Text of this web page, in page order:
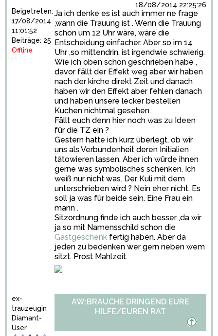
Beigetreten:
17/08/2014
11:01:52
Beiträge: 25
Offline
18/08/2014 22:25:26
Ja ich denke es ist auch immer ne frage
,wann die Trauung ist . Wenn die Trauung
schon um 12 Uhr wäre, wäre die
Entscheidung einfacher. Aber so im 14
Uhr ,so mittendrin, ist irgendwie schwierig.
Wie ich oben schon geschrieben habe ,
davor fällt der Effekt weg aber wir haben
nach der kirche direkt Zeit und danach
haben wir den Effekt aber fehlen danach
und haben unsere lecker bestellen
Kuchen nichtmal gesehen.
Fällt euch denn hier noch was zu Ideen
für die TZ ein ?
Gestern hatte ich kurz überlegt, ob wir
uns als Verbundenheit deren Initialien
tätowieren lassen. Aber ich würde ihnen
gerne was symbolisches schenken. Ich
weiß nur nicht was. Der Kuli mit dem
unterschrieben wird ? Nein eher nicht. Es
soll ja was für beide sein. Eine Frau ein
mann .
Sitzordnung finde ich auch besser ,da wir
ja so mit Namensschild schon die
Gastgeschenk fertig haben. Aber da
jeden zu bedenken wer gern neben wem
sitzt. Prost Mahlzeit.
ex-
trauzeugin
Diamant-
User
AW:BRAUCHE DRINGEND EURE
HILFE/EUREN RAT